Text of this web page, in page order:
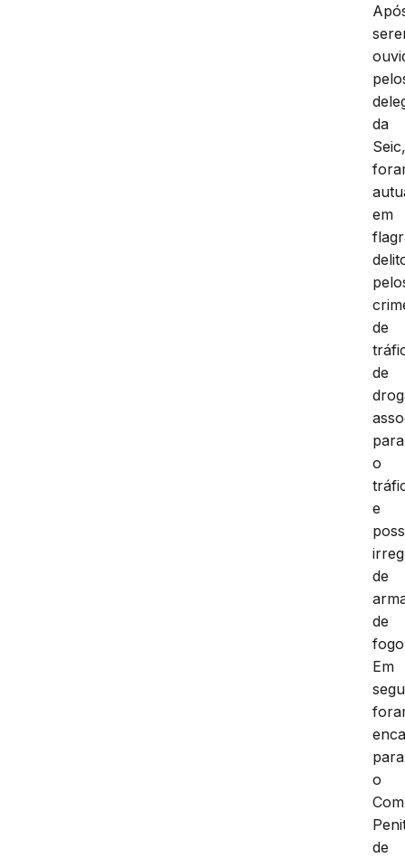
da
em
de
de
para
o
e
de
de
Em
para
o
de